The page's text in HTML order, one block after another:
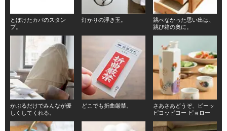
とぼけたカバのスタン
プ。
灯かりの浮き玉。
跳べなかった思い出は、
跳び箱の奥に。
かぶるだけでみんなが優
しくしてくれる。
どこでも折曲厳禁。
さあさあどうぞ、ピーッ
ピヨッピヨー ピョロー